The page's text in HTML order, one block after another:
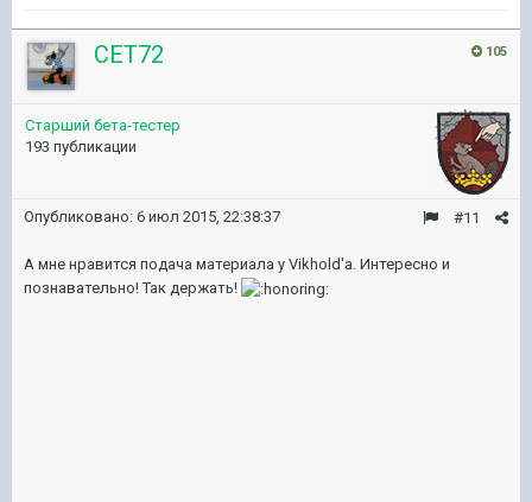
105
CET72
Старший бета-тестер
193 публикации
#11
Опубликовано: 6 июл 2015, 22:38:37
А мне нравится подача материала у Vikhold'a. Интересно и
познавательно! Так держать!